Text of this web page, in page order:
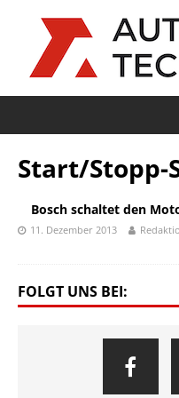
Start/Stopp-
Bosch schaltet den
11. Dezember 2013
FOLGT UNS BEI: